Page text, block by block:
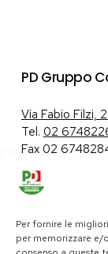
Per fornire le
per memorizzare
PD Gruppo
Via Fabio Filzi,
Tel. 02
Fax 02
Tutela dei dati